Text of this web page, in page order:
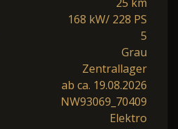
168 kW/ 228 PS
5
Grau
Zentrallager
ab ca. 19.08.2026
NW93069_70409
Elektro